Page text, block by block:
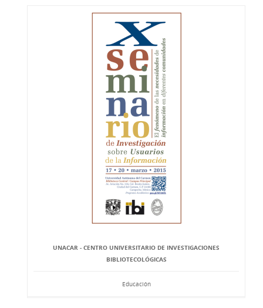
UNACAR - CENTRO UNIVERSITARIO DE INVESTIGACIONES
BIBLIOTECOLÓGICAS
Educación